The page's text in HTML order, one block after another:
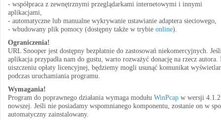
- współpraca z zewnętrznymi przeglądarkami internetowymi i innymi
aplikacjami,
- automatyczne lub manualne wykrywanie ustawianie adaptera sieciowego,
- wbudowany plik pomocy (dostępny także w trybie online).
Ograniczenia!
URL Snooper jest dostępny bezpłatnie do zastosowań niekomercyjnych.
aplikacja przypadła nam do gustu, warto rozważyć donację na rzecz autora.
uiszczeniu opłaty licencyjnej, będziemy mogli usunąć komunikat
podczas uruchamiania programu.
Wymagania!
Program do poprawnego działania wymaga modułu WinPcap w wersji
nowszej. Jeśli nie posiadamy wspomnianego komponentu, zostanie on w
automatyczny zainstalowany.